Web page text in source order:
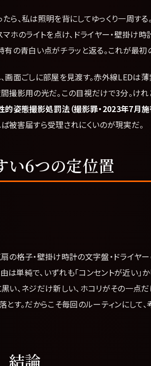
ら、私は照明を背にしてゆっくり一周する
マホのライトを点け、ドライヤー・壁掛け
有の青白い点がチラッと返る。これが最初
画面ごしに部屋を見渡す。赤外線LEDは
撮影用の光だ。この目視だけで3分。けれ
的姿態撮影処罰法（撮影罪・2023年7月施
被害届すら受理されにくいのが現実だ。
い6つの定位置
の格子・壁掛け時計の文字盤・ドライヤ
由は単純で、いずれも「コンセントが近い」
い、ネジだけ新しい、ホコリがその一点だ
す。だからこそ毎回のルーティンにして
結論